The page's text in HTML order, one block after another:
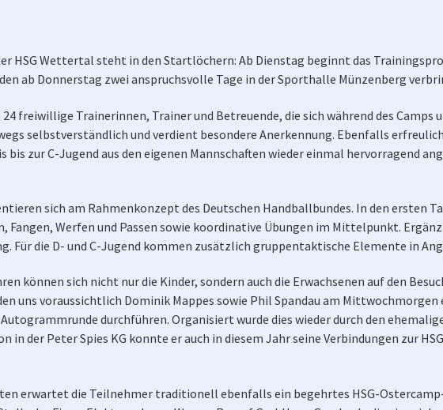
HSG Wettertal steht in den Startlöchern: Ab Dienstag beginnt das
ab Donnerstag zwei anspruchsvolle Tage in der Sporthalle Münzenberg
freiwillige Trainerinnen, Trainer und Betreuende, die sich während des Camps
selbstverständlich und verdient besondere Anerkennung. Ebenfalls
bis zur C-Jugend aus den eigenen Mannschaften wieder einmal hervorragend
sich am Rahmenkonzept des Deutschen Handballbundes. In den ersten
Fangen, Werfen und Passen sowie koordinative Übungen im Mittelpunkt.
Für die D- und C-Jugend kommen zusätzlich gruppentaktische Elemente in
können sich nicht nur die Kinder, sondern auch die Erwachsenen auf den
uns voraussichtlich Dominik Mappes sowie Phil Spandau am
durchführen. Organisiert wurde dies wieder durch den
in der Peter Spies KG konnte er auch in diesem Jahr seine Verbindungen zur
erwartet die Teilnehmer traditionell ebenfalls ein begehrtes HSG-